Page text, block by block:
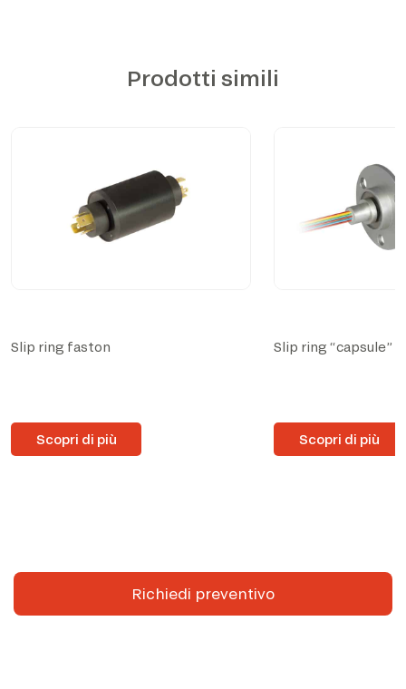
Prodotti simili
Slip ring faston
Scopri di più
Slip ring “capsule”
Scopri di più
Richiedi preventivo